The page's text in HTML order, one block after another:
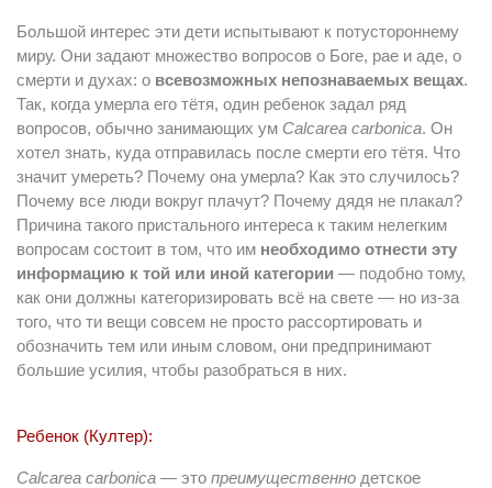
Большой интерес эти дети испытывают к потустороннему
миру. Они задают множество вопросов о Боге, рае и аде, о
смерти и духах: о всевозможных непознаваемых вещах.
Так, когда умерла его тётя, один ребенок задал ряд
вопросов, обычно занимающих ум Calcarea carbonica. Он
хотел знать, куда отправилась после смерти его тётя. Что
значит умереть? Почему она умерла? Как это случилось?
Почему все люди вокруг плачут? Почему дядя не плакал?
Причина такого пристального интереса к таким нелегким
вопросам состоит в том, что им необходимо отнести эту
информацию к той или иной категории — подобно тому,
как они должны категоризировать всё на свете — но из-за
того, что ти вещи совсем не просто рассортировать и
обозначить тем или иным словом, они предпринимают
большие усилия, чтобы разобраться в них.
Ребенок (Култер):
Calcarea carbonica — это преимущественно детское